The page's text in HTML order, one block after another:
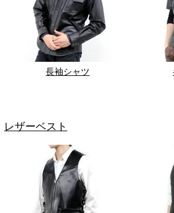
長袖シャツ
レザーベスト